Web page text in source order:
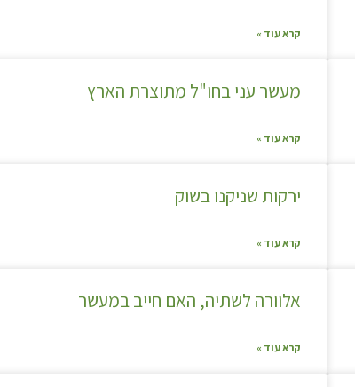
קרא עוד »
מעשר עני בחו"ל מתוצרת הארץ
קרא עוד »
ירקות שניקנו בשוק
קרא עוד »
אלוורה לשתיה, האם חייב במעשר
קרא עוד »